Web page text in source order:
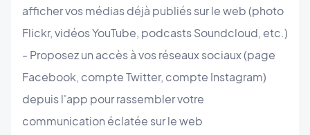
afficher vos médias déjà publiés sur le web (photo
Flickr, vidéos YouTube, podcasts Soundcloud, etc.)
- Proposez un accès à vos réseaux sociaux (page
Facebook, compte Twitter, compte Instagram)
depuis l'app pour rassembler votre
communication éclatée sur le web